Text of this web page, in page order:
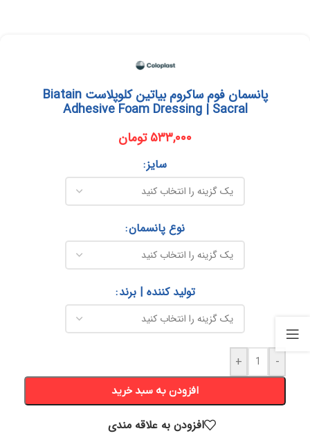
پانسمان فوم ساکروم بیاتین کلوپلاست Biatain
Adhesive Foam Dressing | Sacral
۵۳۳,۰۰۰ تومان
سایز
نوع پانسمان
تولید کننده | برند
-
+
افزودن به سبد خرید
افزودن به علاقه مندی